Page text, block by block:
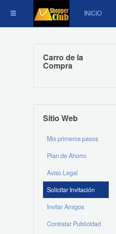
INICIO
Carro de la
Compra
Sitio Web
Mis primeros pasos
Plan de Ahorro
Aviso Legal
Solicitar Invitación
Invitar Amigos
Contratar Publicidad